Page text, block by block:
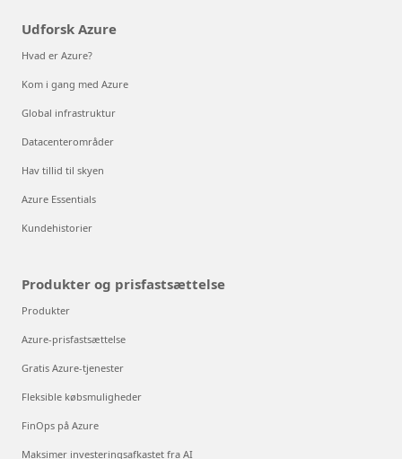
Udforsk Azure
Hvad er Azure?
Kom i gang med Azure
Global infrastruktur
Datacenterområder
Hav tillid til skyen
Azure Essentials
Kundehistorier
Produkter og prisfastsættelse
Produkter
Azure-prisfastsættelse
Gratis Azure-tjenester
Fleksible købsmuligheder
FinOps på Azure
Maksimer investeringsafkastet fra AI